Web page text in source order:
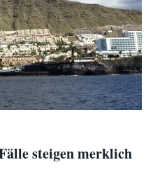
steigen merklich